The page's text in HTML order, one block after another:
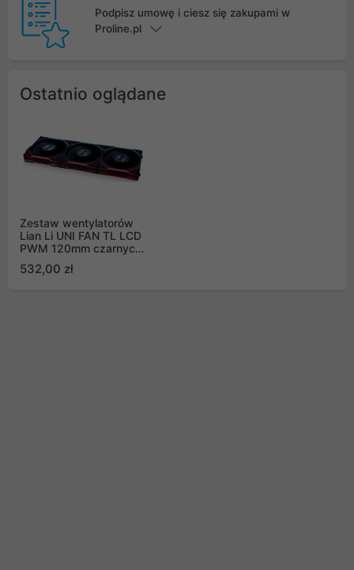
Podpisz umowę i ciesz się zakupami w
Proline.pl
Ostatnio oglądane
Zestaw wentylatorów
Lian Li UNI FAN TL LCD
PWM 120mm czarnych
532,00 zł